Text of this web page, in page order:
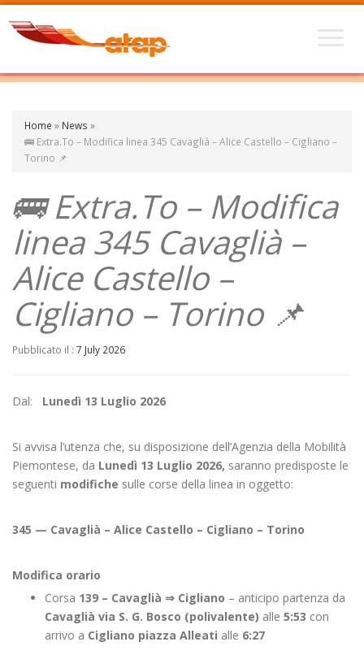
Home » News »
🚌 Extra.To – Modifica linea 345 Cavaglià – Alice Castello – Cigliano –
Torino 📌
🚌 Extra.To – Modifica
linea 345 Cavaglià –
Alice Castello –
Cigliano – Torino 📌
Pubblicato il : 7 July 2026
Dal: Lunedì 13 Luglio 2026
Si avvisa l’utenza che, su disposizione dell’Agenzia della Mobilità
Piemontese, da Lunedì 13 Luglio 2026, saranno predisposte le
seguenti modifiche sulle corse della linea in oggetto:
345 — Cavaglià – Alice Castello – Cigliano – Torino
Modifica orario
Corsa 139 – Cavaglià ⇒ Cigliano – anticipo partenza da
Cavaglià via S. G. Bosco (polivalente) alle 5:53 con
arrivo a Cigliano piazza Alleati alle 6:27